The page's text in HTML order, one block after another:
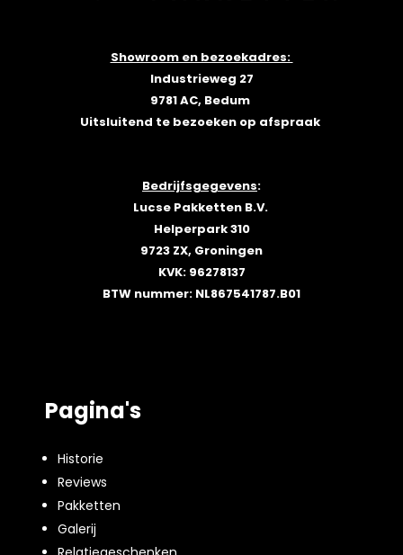
Showroom en bezoekadres:
Industrieweg 27
9781 AC, Bedum
Uitsluitend te bezoeken op afspraak
Bedrijfsgegevens:
Lucse Pakketten B.V.
Helperpark 310
9723 ZX, Groningen
KVK: 96278137
BTW nummer: NL867541787.B01
Pagina's
Historie
Reviews
Pakketten
Galerij